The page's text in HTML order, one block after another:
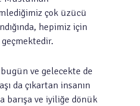
çok üzücü
hepimiz için
ve gelecekte de
da çıkartan insanın
barışa ve iyiliğe dönük